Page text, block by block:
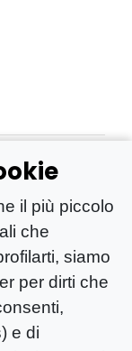
il più piccolo
che
siamo
per dirti che
e di